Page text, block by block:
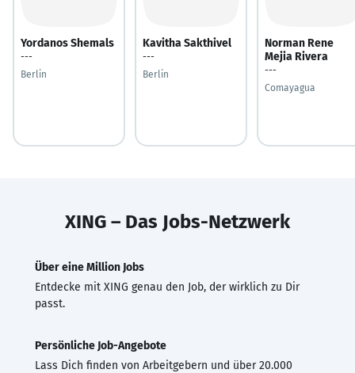
Yordanos Shemals
---
Berlin
Kavitha Sakthivel
---
Berlin
Norman Rene
Mejia Rivera
---
Comayagua
XING – Das Jobs-Netzwerk
Über eine Million Jobs
Entdecke mit XING genau den Job, der wirklich zu Dir
passt.
Persönliche Job-Angebote
Lass Dich finden von Arbeitgebern und über 20.000